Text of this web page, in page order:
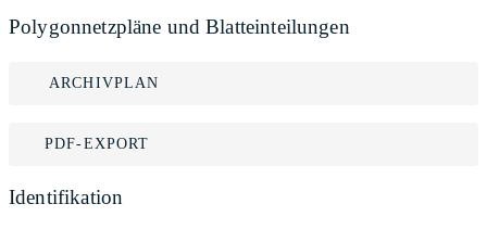
Polygonnetzpläne und Blatteinteilungen
ARCHIVPLAN
PDF-EXPORT
Identifikation